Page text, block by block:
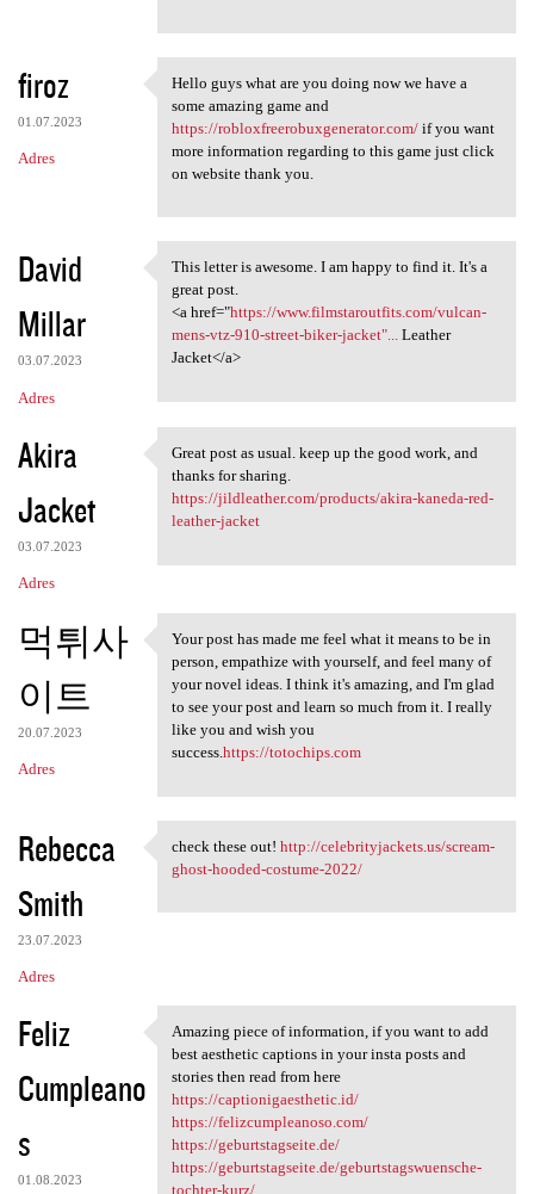
firoz
01.07.2023
Adres
Hello guys what are you doing
Hello guys what are you doing now we have a
some amazing game and
https://robloxfreerobuxgenerator.com/if you want
more information regarding to this game just click
on website thank you.
David
Millar
03.07.2023
Adres
This letter is awesome. I am
This letter is awesome. I am happy to find it. It's a
great post.
<a href="https://www.filmstaroutfits.com/vulcan-
mens-vtz-910-street-biker-jacket"...Leather
Jacket</a>
Akira
Jacket
03.07.2023
Adres
Great post as usual. keep up
Great post as usual. keep up the good work, and
thanks for sharing.
https://jildleather.com/products/akira-kaneda-red-
leather-jacket
먹튀사
이트
20.07.2023
Adres
Your post has made me feel
Your post has made me feel what it means to be in
person, empathize with yourself, and feel many of
your novel ideas. I think it's amazing, and I'm glad
to see your post and learn so much from it. I really
like you and wish you
success. https://totochips.com
Rebecca
Smith
23.07.2023
Adres
check these out! http:/
check these out! http://celebrityjackets.us/scream-
ghost-hooded-costume-2022/
Feliz
Cumpleano
s
01.08.2023
Amazing piece of information,
Amazing piece of information, if you want to add
best aesthetic captions in your insta posts and
stories then read from here
https://captionigaesthetic.id/
https://felizcumpleanoso.com/
https://geburtstagseite.de/
https://geburtstagseite.de/geburtstagswuensche-
tochter-kurz/